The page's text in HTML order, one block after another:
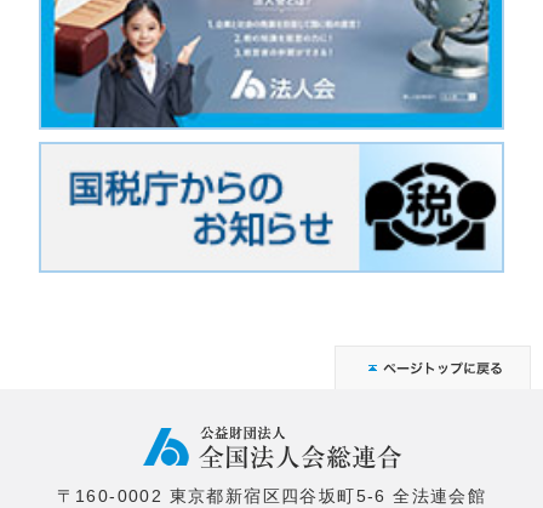
〒160-0002 東京都新宿区四谷坂町5-6 全法連会館